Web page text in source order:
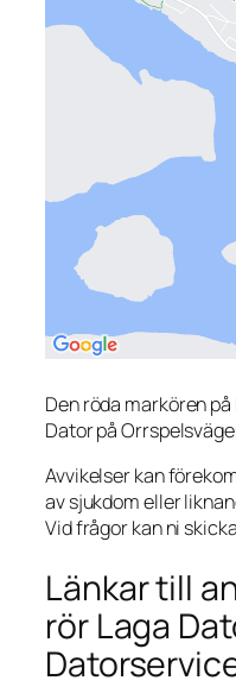
Den röda markören
Dator på
Avvikelser kan
av sjukdom eller
Vid frågor kan ni
Länkar till
rör Laga